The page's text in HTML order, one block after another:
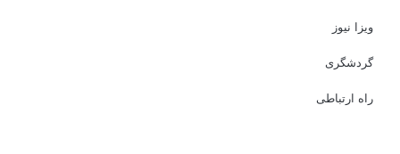
ویزا نیوز
گردشگری
راه ارتباطی